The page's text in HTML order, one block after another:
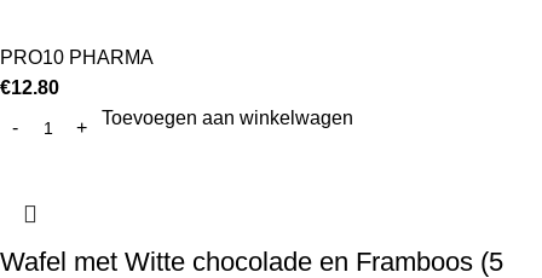
PRO10 PHARMA
€12.80
Toevoegen aan winkelwagen
Wafel met Witte chocolade en Framboos (5